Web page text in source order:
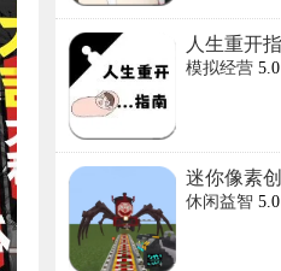
人生重开
版
模拟经营 5.0
迷你像素
休闲益智 5.0